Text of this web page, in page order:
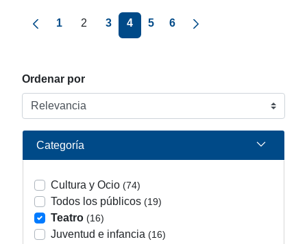
Ordenar por
Categoría
Cultura y Ocio (74)
Todos los públicos (19)
Teatro (16)
Juventud e infancia (16)
Página anterior
1 2 3 4 5 6